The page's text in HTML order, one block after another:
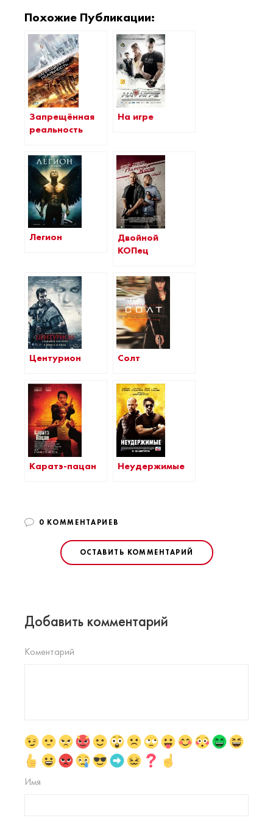
Похожие Публикации:
Запрещённая
реальность
На игре
Легион
Двойной
КОПец
Центурион Солт
Каратэ-пацан Неудержимые
0 КОММЕНТАРИЕВ
ОСТАВИТЬ КОММЕНТАРИЙ
Добавить комментарий
Коментарий
Имя